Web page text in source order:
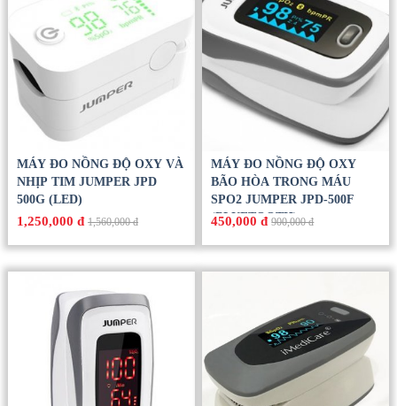
MÁY ĐO NỒNG ĐỘ OXY VÀ
NHỊP TIM JUMPER JPD
500G (LED)
1,250,000 đ 1,560,000 đ
MÁY ĐO NỒNG ĐỘ OXY
BÃO HÒA TRONG MÁU
SPO2 JUMPER JPD-500F
(BLUETOOTH)
450,000 đ 900,000 đ